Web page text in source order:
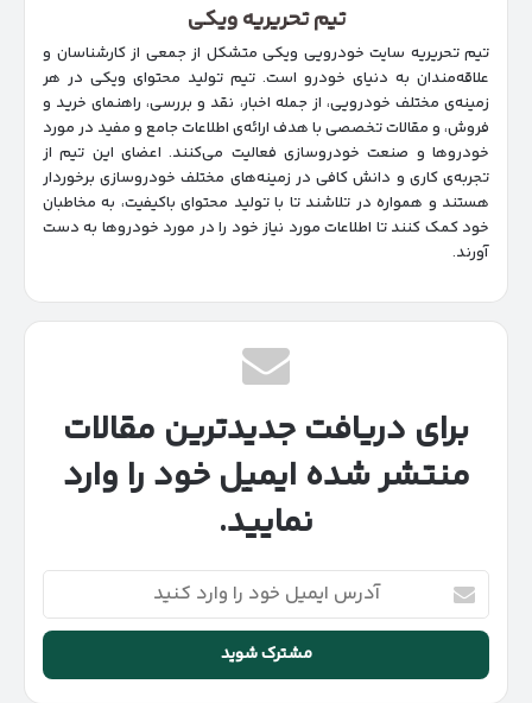
تیم تحریریه ویکی
تیم تحریریه سایت خودرویی ویکی متشکل از جمعی از کارشناسان و
علاقه‌مندان به دنیای خودرو است. تیم تولید محتوای ویکی در هر
زمینه‌‌ی مختلف خودرویی، از جمله اخبار، نقد و بررسی، راهنمای خرید و
فروش، و مقالات تخصصی با هدف ارائه‌ی اطلاعات جامع و مفید در مورد
خودروها و صنعت خودروسازی فعالیت می‌کنند. اعضای این تیم از
تجربه‌ی کاری و دانش کافی در زمینه‌های مختلف خودروسازی برخوردار
هستند و همواره در تلاشند تا با تولید محتوای باکیفیت، به مخاطبان
خود کمک کنند تا اطلاعات مورد نیاز خود را در مورد خودروها به دست
آورند.
برای دریافت جدیدترین مقالات
منتشر شده ایمیل خود را وارد
نمایید.
آدرس
ایمیل
خود
وارد